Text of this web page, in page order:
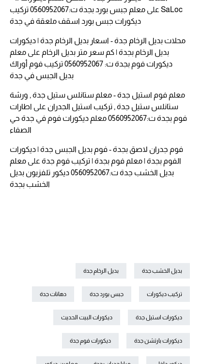
SaLoc على
معلم جبس بورد بجدة ت:0560952067 تركيب
ديكورات جبس بورد اسقف ملعقة في جدة
محلات بديل الرخام جدة - اسعار بديل الرخام جدة | ديكورات
بديل الرخام بجدة | كم سعر متر بديل الرخام على معلم
ديكورات فوم بجدة ت: 0560952067 تركيب فوم أوراك
بديل الجبس في جدة
معلم فوم استيل جدة - معلم ستانلس ستيل جدة , ورشة
ستانلس ستيل جدة , تركيب استيل الجدران على اطارات
فوم بجدة ت:0560952067 معلم ديكورات فوم في جدة حي
الصفاء
فوم جدران لاصق بجدة - فوم بديل الجبس جدة | ديكورات
الفوم بجدة | معلم فوم بجدة | تركيب فوم جدة على معلم
بديل الخشب جدة ت:0560952067 ديكور تلفزيون بديل
الخشب بجدة
بديل الخشب جدة بديل الرخام جدة
تركيب ديكورات جبس بورد جدة دهانات جدة
ديكورات استيل جدة ديكورات البيت الحديث
ديكورات بارتشن جدة ديكورات فوم جدة